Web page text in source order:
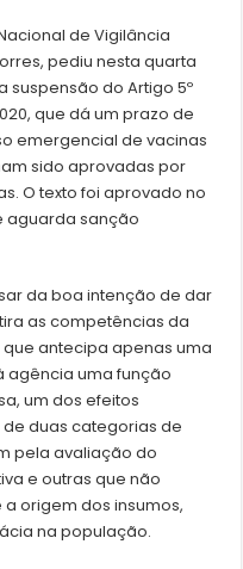
de Vigilância
pediu nesta quarta
suspensão do Artigo 5º
que dá um prazo de
emergencial de vacinas
sido aprovadas por
O texto foi aprovado no
aguarda sanção
da boa intenção de dar
as competências da
antecipa apenas uma
agência uma função
um dos efeitos
de duas categorias de
pela avaliação do
e outras que não
origem dos insumos,
na população.